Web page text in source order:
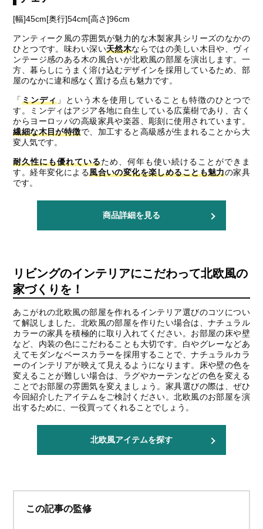
[幅]45cm[奥行]54cm[高さ]96cm
アンティーク風の雰囲気が魅力的な木製家具シリーズのなかの
ひとつです。味わい深い天然木ならではの美しい木目や、ヴィ
ンテージ感のある木の風合いが北欧風の部屋を演出します。一
方、暮らしにうまく溶け込むデザインを採用しているため、部
屋のなかに違和感なく置ける点も魅力です。
「ミンディ 」という木を使用していることも特徴のひとつで
す。ミンディはアジア各地に自生している広葉樹であり、古く
からヨーロッパの高級家具や楽器、彫刻に使用されています。
繊細な木目が特徴で、加工すると高級感が生まれることから大
変人気です。
耐久性にも優れているため、何年も使い続けることができま
す。経年変化による風合いの変化を楽しめることも魅力の家具
です。
商品詳細を見る
リビングのインテリアにこだわって北欧風の
家づくりを！
あこがれの北欧風の部屋を作れるインテリア選びのコツについ
て解説しました。北欧風の部屋を作りたい場合は、ナチュラル
カラーの家具を積極的に取り入れてください。お部屋の床や壁
など、内装の色にこだわることも大切です。白やグレーなどあ
えてモダンなベースカラーを採用することで、ナチュラルカラ
ーのインテリアが映えて見えるようになります。床や壁の色を
変えることが難しい場合は、ラグやカーテンなどの色を変える
ことでお部屋の雰囲気を変えましょう。家具選びの際は、ぜひ
今回紹介したアイテムをご検討ください。北欧風のお部屋を演
出するために、一役買ってくれることでしょう。
北欧風アイテムを探す
この記事の監修